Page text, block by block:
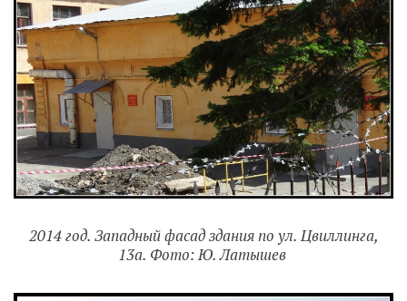
2014 год. Западный фасад здания по ул. Цвиллинга,
13а. Фото: Ю. Латышев